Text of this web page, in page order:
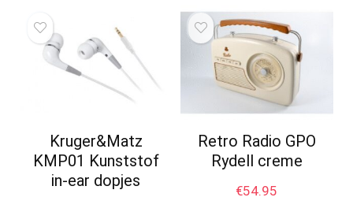
Kruger&Matz
KMP01 Kunststof
in-ear dopjes
Retro Radio GPO
Rydell creme
€54.95